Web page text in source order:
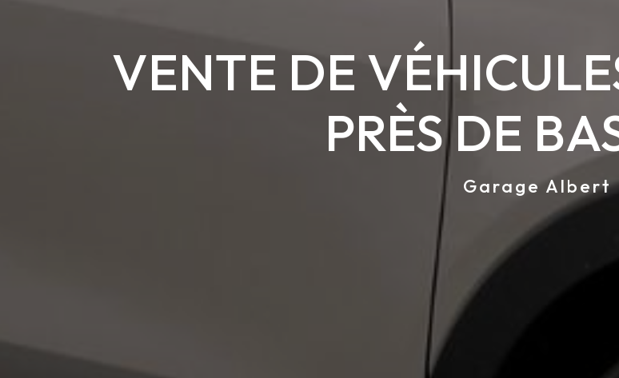
VENTE DE
PRÈS DE
Garage Albert